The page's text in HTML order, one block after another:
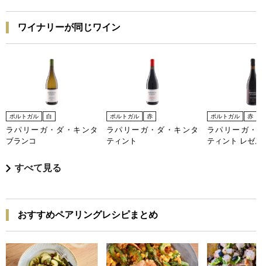
ワイナリーが同じワイン
ポルトガル 白
ラパリーガ・ダ・キンタ
ブランコ
ポルトガル 赤
ラパリーガ・ダ・キンタ
ティント
ポルトガル 赤
ラパリーガ・
ティント レゼ
すべて見る
おすすめペアリングレシピまとめ